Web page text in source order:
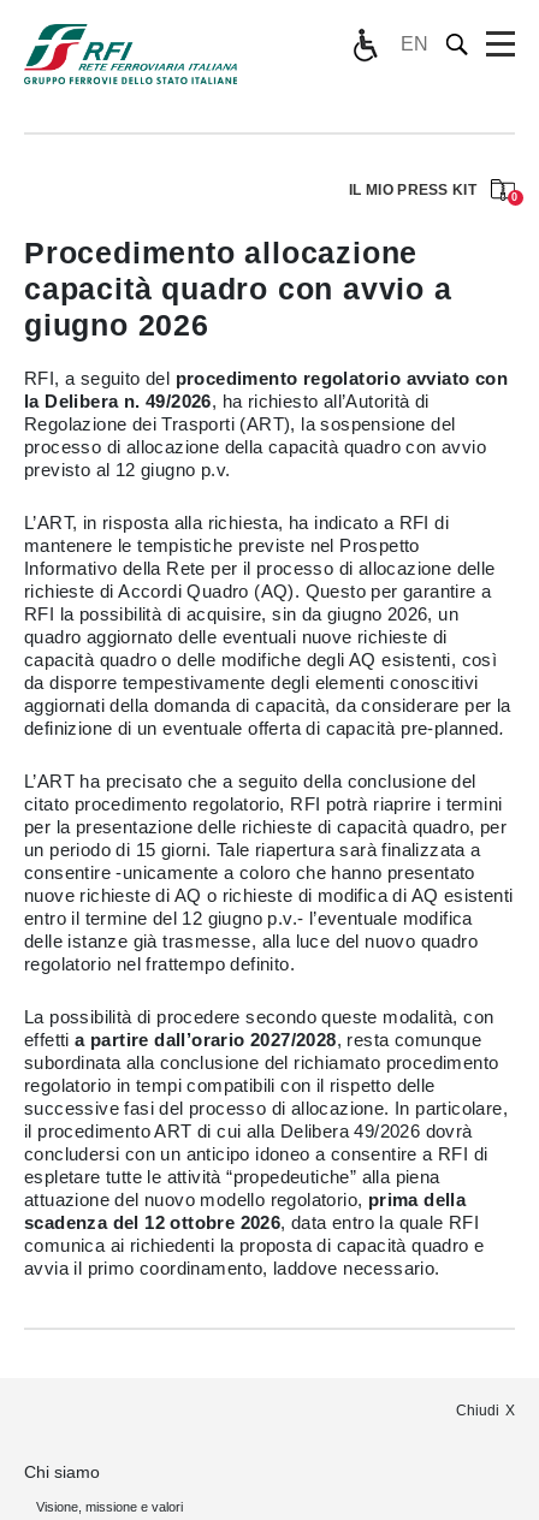
EN
IL MIO PRESS KIT 0
Procedimento allocazione
capacità quadro con avvio a
giugno 2026
RFI, a seguito del procedimento regolatorio avviato con
la Delibera n. 49/2026, ha richiesto all’Autorità di
Regolazione dei Trasporti (ART), la sospensione del
processo di allocazione della capacità quadro con avvio
previsto al 12 giugno p.v.
L’ART, in risposta alla richiesta, ha indicato a RFI di
mantenere le tempistiche previste nel Prospetto
Informativo della Rete per il processo di allocazione delle
richieste di Accordi Quadro (AQ). Questo per garantire a
RFI la possibilità di acquisire, sin da giugno 2026, un
quadro aggiornato delle eventuali nuove richieste di
capacità quadro o delle modifiche degli AQ esistenti, così
da disporre tempestivamente degli elementi conoscitivi
aggiornati della domanda di capacità, da considerare per la
definizione di un eventuale offerta di capacità pre-planned.
L’ART ha precisato che a seguito della conclusione del
citato procedimento regolatorio, RFI potrà riaprire i termini
per la presentazione delle richieste di capacità quadro, per
un periodo di 15 giorni. Tale riapertura sarà finalizzata a
consentire -unicamente a coloro che hanno presentato
nuove richieste di AQ o richieste di modifica di AQ esistenti
entro il termine del 12 giugno p.v.- l’eventuale modifica
delle istanze già trasmesse, alla luce del nuovo quadro
regolatorio nel frattempo definito.
La possibilità di procedere secondo queste modalità, con
effettia partire dall’orario 2027/2028, resta comunque
subordinata alla conclusione del richiamato procedimento
regolatorio in tempi compatibili con il rispetto delle
successive fasi del processo di allocazione. In particolare,
il procedimento ART di cui alla Delibera 49/2026 dovrà
concludersi con un anticipo idoneo a consentire a RFI di
espletare tutte le attività “propedeutiche” alla piena
attuazione del nuovo modello regolatorio, prima della
scadenza del 12 ottobre 2026, data entro la quale RFI
comunica ai richiedenti la proposta di capacità quadro e
avvia il primo coordinamento, laddove necessario.
Chiudi
Chi siamo
Visione, missione e valori